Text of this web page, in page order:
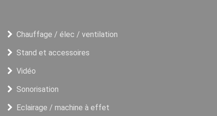
Chauffage / élec / ventilation
Stand et accessoires
Vidéo
Sonorisation
Eclairage / machine à effet